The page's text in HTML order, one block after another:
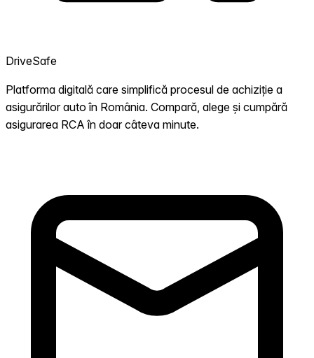
DriveSafe
Platforma digitală care simplifică procesul de achiziție a
asigurărilor auto în România. Compară, alege și cumpără
asigurarea RCA în doar câteva minute.